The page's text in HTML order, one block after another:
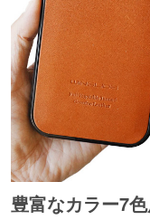
豊富なカラー7色